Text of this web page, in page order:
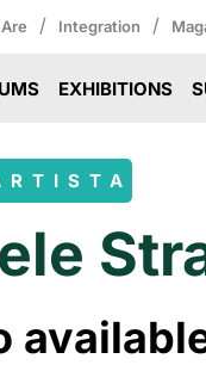
/ Integration /
EXHIBITIONS